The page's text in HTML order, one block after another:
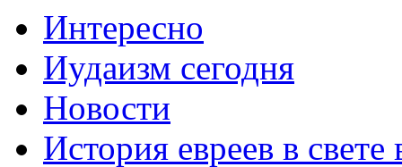
Интересно
Иудаизм сегодня
Новости
История евреев в